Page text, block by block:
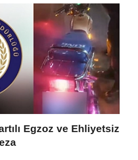
Egzoz ve Ehliyetsiz